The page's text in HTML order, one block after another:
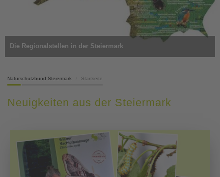
Die Regionalstellen in der Steiermark
Naturschutzbund Steiermark Startseite
Neuigkeiten aus der Steiermark